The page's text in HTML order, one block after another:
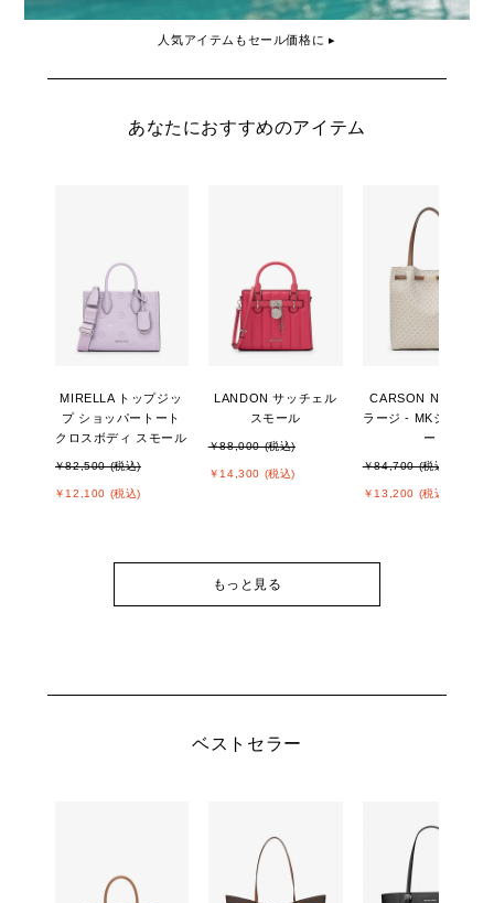
人気アイテムもセール価格に ▸
あなたにおすすめのアイテム
MIRELLA トップジッ
プ ショッパートート
クロスボディ スモール
￥82,500 (税込)
￥12,100 (税込)
LANDON サッチェル
スモール
￥88,000 (税込)
￥14,300 (税込)
CARSON NS トート
ラージ - MKシグネチ
ー
￥84,700 (税込)
￥13,200 (税込)
もっと見る
ベストセラー